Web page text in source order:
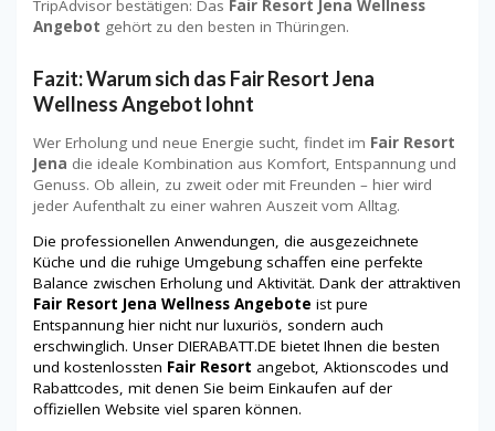
TripAdvisor bestätigen: Das Fair Resort Jena Wellness
Angebot gehört zu den besten in Thüringen.
Fazit: Warum sich das Fair Resort Jena
Wellness Angebot lohnt
Wer Erholung und neue Energie sucht, findet im Fair Resort
Jena die ideale Kombination aus Komfort, Entspannung und
Genuss. Ob allein, zu zweit oder mit Freunden – hier wird
jeder Aufenthalt zu einer wahren Auszeit vom Alltag.
Die professionellen Anwendungen, die ausgezeichnete
Küche und die ruhige Umgebung schaffen eine perfekte
Balance zwischen Erholung und Aktivität. Dank der attraktiven
Fair Resort Jena Wellness Angebote ist pure
Entspannung hier nicht nur luxuriös, sondern auch
erschwinglich. Unser DIERABATT.DE bietet Ihnen die besten
und kostenlossten Fair Resort angebot, Aktionscodes und
Rabattcodes, mit denen Sie beim Einkaufen auf der
offiziellen Website viel sparen können.